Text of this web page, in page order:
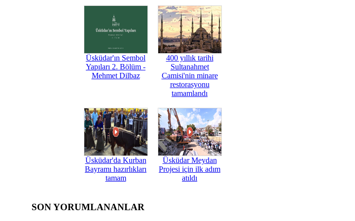
Üsküdar'ın Sembol
Yapıları 2. Bölüm -
Mehmet Dilbaz
400 yıllık tarihi
Sultanahmet
Camisi'nin minare
restorasyonu
tamamlandı
Üsküdar'da Kurban
Bayramı hazırlıkları
tamam
Üsküdar Meydan
Projesi için ilk adım
atıldı
SON YORUMLANANLAR